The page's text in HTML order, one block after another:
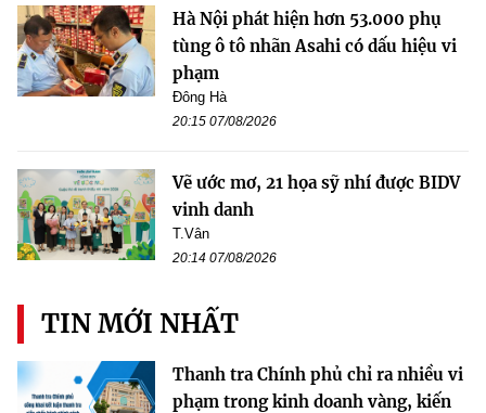
Hà Nội phát hiện hơn 53.000 phụ
tùng ô tô nhãn Asahi có dấu hiệu vi
phạm
Đông Hà
20:15 07/08/2026
Vẽ ước mơ, 21 họa sỹ nhí được BIDV
vinh danh
T.Vân
20:14 07/08/2026
TIN MỚI NHẤT
Thanh tra Chính phủ chỉ ra nhiều vi
phạm trong kinh doanh vàng, kiến